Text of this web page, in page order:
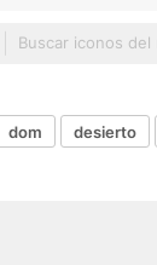
dom desierto